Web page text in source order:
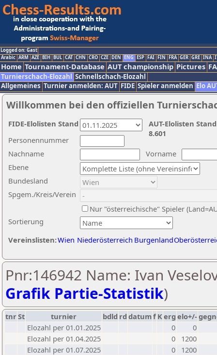
Logged on: Gast
Arabic ARM AZE BIH BUL CAT CHN CRO CZE DEN ENG ESP FAI FIN FRA GER GRE INA
Home Tournament-Database AUT championship Pictures
Turnierschach-Elozahl Schnellschach-Elozahl
Allgemeines Turnier anmelden: AUT FIDE Spieler anmelden Elo
Willkommen bei den offiziellen
Nachname
Vorname
Ebene
Sortierung
Personennummer
Bundesland
Spgem./Kreis/Verein
Nur "österreichische" Spieler
Vereinslisten:Wien Niederösterreich Burgenland
AUT-Elolisten
8.601
FIDE-Elolisten Stand
Pnr:146942 Name: Ivan
Grafik Partie-Statistik)
tnrSt turnier bdld rd datumf Kerg elo+/-
Elozahl per 01.01.2025
0
0
Elozahl per 01.04.2025
0
1200
Elozahl per 01.07.2025
0
1200